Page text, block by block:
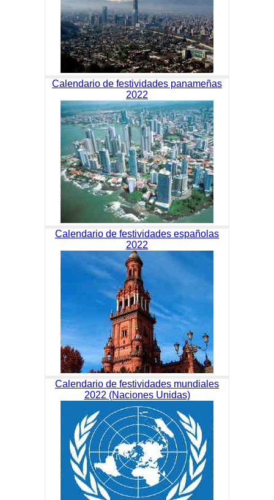
Calendario de festividades panameñas
2022
Calendario de festividades españolas
2022
Calendario de festividades mundiales
2022 (Naciones Unidas)